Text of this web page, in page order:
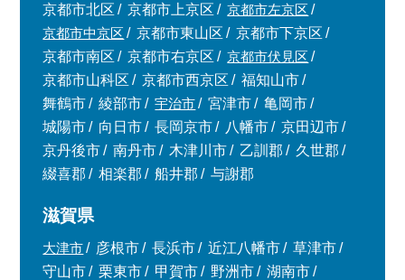
京都市北区 京都市上京区
京都市左京区
京都市中京区
京都市東山区
京都市下京区
京都市南区
京都市右京区
京都市伏見区
京都市山科区
京都市西京区
福知山市
舞鶴市
綾部市 宇治市 宮津市
亀岡市
城陽市
向日市 長岡京市 八幡市
京田辺市
京丹後市
南丹市 木津川市 乙訓郡
久世郡
綴喜郡
相楽郡 船井郡 与謝郡
滋賀県
大津市 彦根市 長浜市 近江八幡市
草津市
守山市
栗東市 甲賀市 野洲市
湖南市